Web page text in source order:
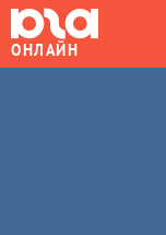
ОНЛАЙН